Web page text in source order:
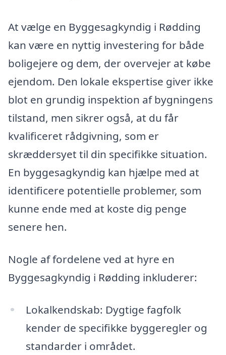
At vælge en Byggesagkyndig i Rødding
kan være en nyttig investering for både
boligejere og dem, der overvejer at købe
ejendom. Den lokale ekspertise giver ikke
blot en grundig inspektion af bygningens
tilstand, men sikrer også, at du får
kvalificeret rådgivning, som er
skræddersyet til din specifikke situation.
En byggesagkyndig kan hjælpe med at
identificere potentielle problemer, som
kunne ende med at koste dig penge
senere hen.
Nogle af fordelene ved at hyre en
Byggesagkyndig i Rødding inkluderer:
Lokalkendskab: Dygtige fagfolk
kender de specifikke byggeregler og
standarder i området.